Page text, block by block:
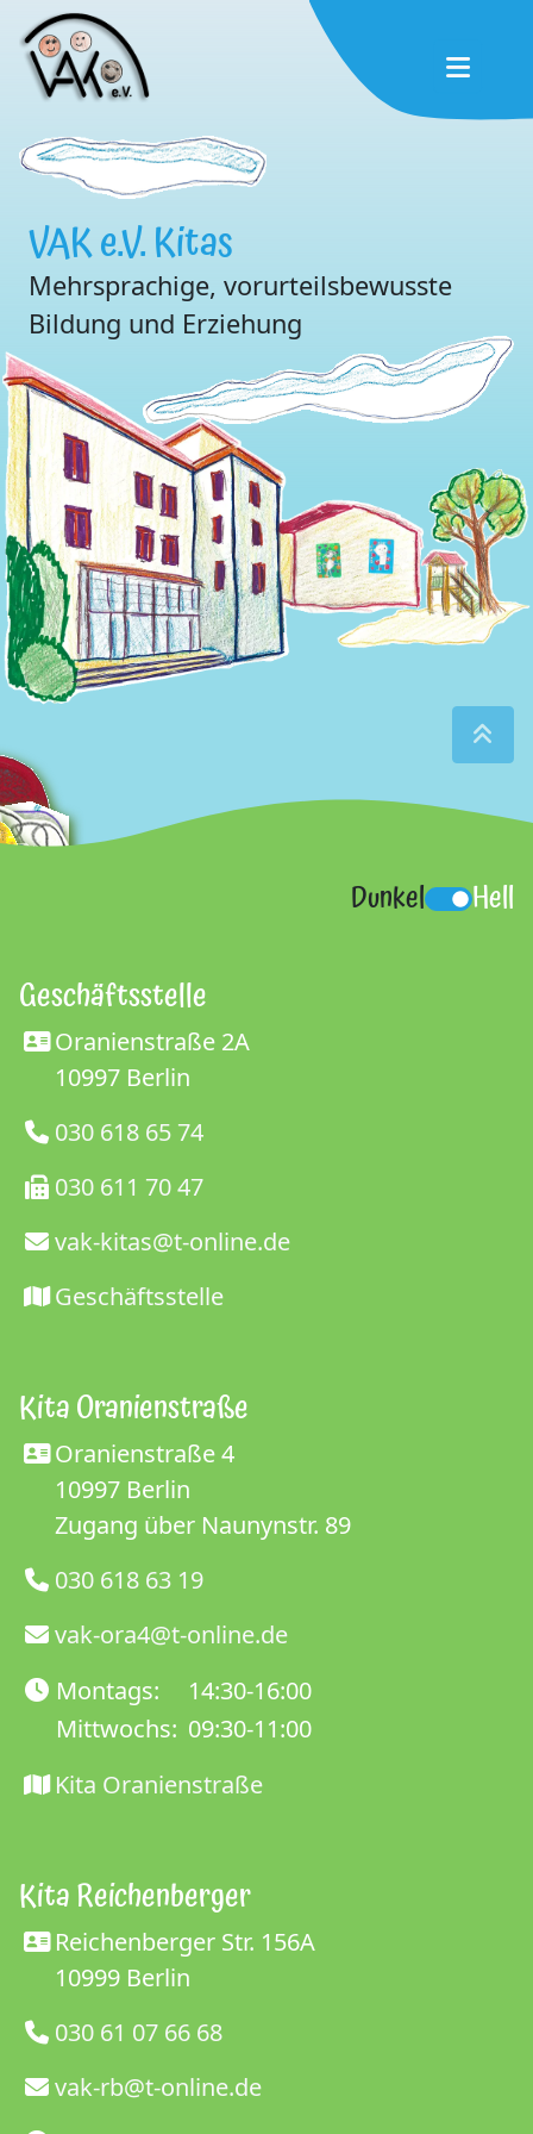
Zum Haupt-Inhalt
Zum Haupt-Menü
Zum Footer-Inhalt
VAK e.V. Kitas
Mehrsprachige, vorurteilsbewusste
Bildung und Erziehung
Dunkel Hell
Geschäftsstelle
Oranienstraße 2A
10997 Berlin
030 618 65 74
030 611 70 47
vak-kitas@t-online.de
Geschäftsstelle
Kita Oranienstraße
Oranienstraße 4
10997 Berlin
Zugang über Naunynstr. 89
030 618 63 19
vak-ora4@t-online.de
Montags:
14:30-16:00
Mittwochs: 09:30-11:00
Kita Oranienstraße
Kita Reichenberger
Reichenberger Str. 156A
10999 Berlin
030 61 07 66 68
vak-rb@t-online.de